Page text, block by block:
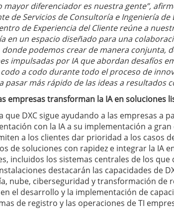
mayor diferenciador es nuestra gente”,
de Servicios de Consultoría e Ingeniería de
de Experiencia del Cliente reúne a
en un espacio diseñado para una
donde podemos crear de manera conjunta,
impulsadas por IA que abordan desafíos
a codo durante todo el proceso de
pasar más rápido de las ideas a resultados
empresas transforman la IA en soluciones
que DXC sigue ayudando a las empresas a
con la IA a su implementación a
a los clientes dar prioridad a los casos
de soluciones con rapidez e integrar la IA
incluidos los sistemas centrales de los que
destacarán las capacidades de
nube, ciberseguridad y transformación de
el desarrollo y la implementación de
de registro y las operaciones de TI